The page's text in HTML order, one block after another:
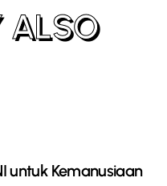
ALSO
untuk Kemanusiaan